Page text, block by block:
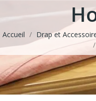
Accueil Drap et